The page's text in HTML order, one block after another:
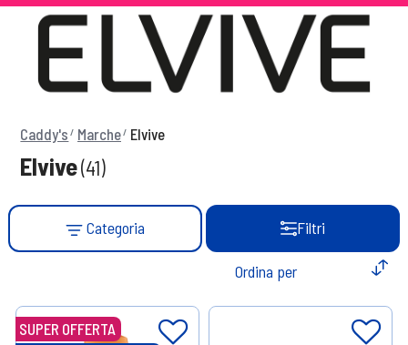
Caddy's Marche Elvive
Elvive(41)
Categoria Filtri
SUPER OFFERTA